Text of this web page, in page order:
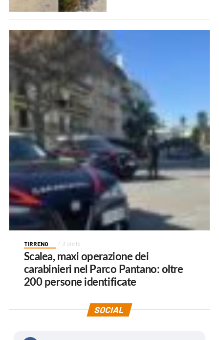
TIRRENO 3 ore fa
Scalea, maxi operazione dei
carabinieri nel Parco Pantano: oltre
200 persone identificate
SOCIAL